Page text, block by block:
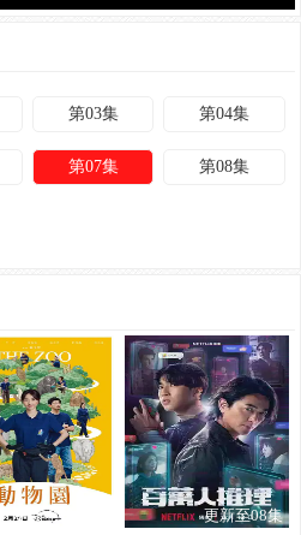
第03集 第04集
第07集 第08集
更新至第08集
更新至08集